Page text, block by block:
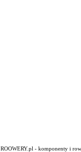
ROOWERY.pl - komponenty i